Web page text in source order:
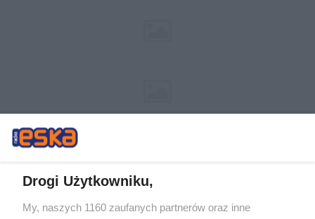
Żaden utwór zamieszczony w serwisie nie może być powielany i
Drogi Użytkowniku,
My, naszych 1160 zaufanych partnerów oraz inne